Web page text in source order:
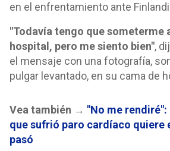
en el enfrentamiento ante
"Todavía tengo que someterme
hospital, pero me siento bien",
el mensaje con una fotografía,
pulgar levantado, en su cama de
Vea también → "No me
que sufrió paro cardíaco quiere
pasó